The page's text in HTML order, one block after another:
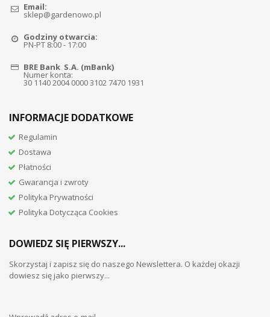
Email:
sklep@gardenowo.pl
Godziny otwarcia:
PN-PT 8:00 - 17:00
BRE Bank S.A. (mBank)
Numer konta:
30 1140 2004 0000 3102 7470 1931
INFORMACJE DODATKOWE
Regulamin
Dostawa
Płatności
Gwarancja i zwroty
Polityka Prywatności
Polityka Dotycząca Cookies
DOWIEDZ SIĘ PIERWSZY...
Skorzystaj i zapisz się do naszego Newslettera. O każdej okazji
dowiesz się jako pierwszy...